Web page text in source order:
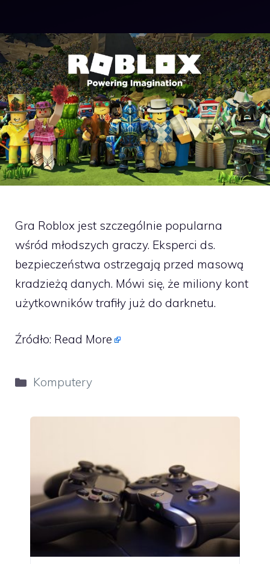
Gra Roblox jest szczególnie popularna
wśród młodszych graczy. Eksperci ds.
bezpieczeństwa ostrzegają przed masową
kradzieżą danych. Mówi się, że miliony kont
użytkowników trafiły już do darknetu.
Źródło: Read More
Kategorie
Komputery